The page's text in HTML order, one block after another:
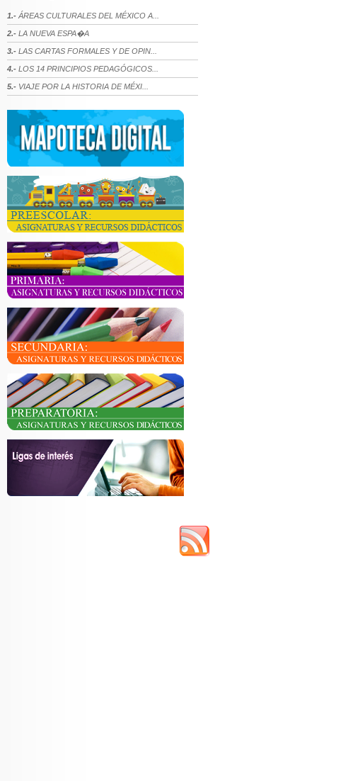
1.- ÁREAS CULTURALES DEL MÉXICO A...
2.- LA NUEVA ESPA�A
3.- LAS CARTAS FORMALES Y DE OPIN...
4.- LOS 14 PRINCIPIOS PEDAGÓGICOS...
5.- VIAJE POR LA HISTORIA DE MÉXI...